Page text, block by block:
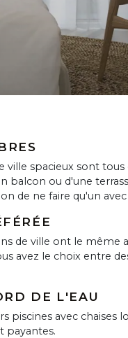
ville spacieux sont
balcon ou d'une
de ne faire qu'un avec
de ville ont le même
avez le choix entre
DE L'EAU
piscines avec chaises
payantes.